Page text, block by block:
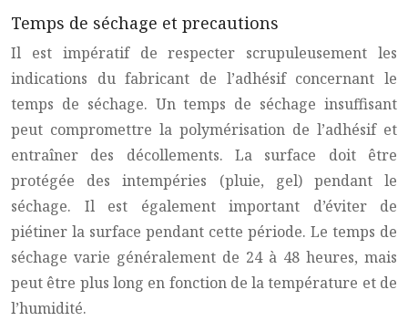
Temps de séchage et precautions
Il est impératif de respecter scrupuleusement les
indications du fabricant de l’adhésif concernant le
temps de séchage. Un temps de séchage insuffisant
peut compromettre la polymérisation de l’adhésif et
entraîner des décollements. La surface doit être
protégée des intempéries (pluie, gel) pendant le
séchage. Il est également important d’éviter de
piétiner la surface pendant cette période. Le temps de
séchage varie généralement de 24 à 48 heures, mais
peut être plus long en fonction de la température et de
l’humidité.